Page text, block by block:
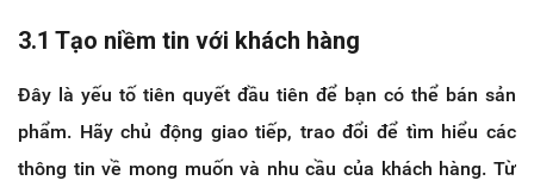
3.1 Tạo niềm tin với khách hàng
Đây là yếu tố tiên quyết đầu tiên để bạn có thể bán sản
phẩm. Hãy chủ động giao tiếp, trao đổi để tìm hiểu các
thông tin về mong muốn và nhu cầu của khách hàng. Từ